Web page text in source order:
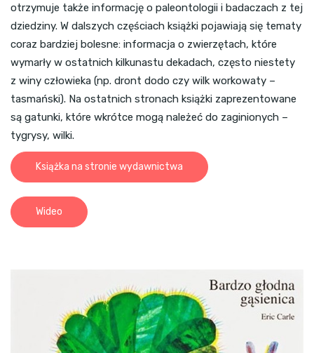
otrzymuje także informację o paleontologii i badaczach z tej
dziedziny. W dalszych częściach książki pojawiają się tematy
coraz bardziej bolesne: informacja o zwierzętach, które
wymarły w ostatnich kilkunastu dekadach, często niestety
z winy człowieka (np. dront dodo czy wilk workowaty –
tasmański). Na ostatnich stronach książki zaprezentowane
są gatunki, które wkrótce mogą należeć do zaginionych –
tygrysy, wilki.
Książka na stronie wydawnictwa
Wideo